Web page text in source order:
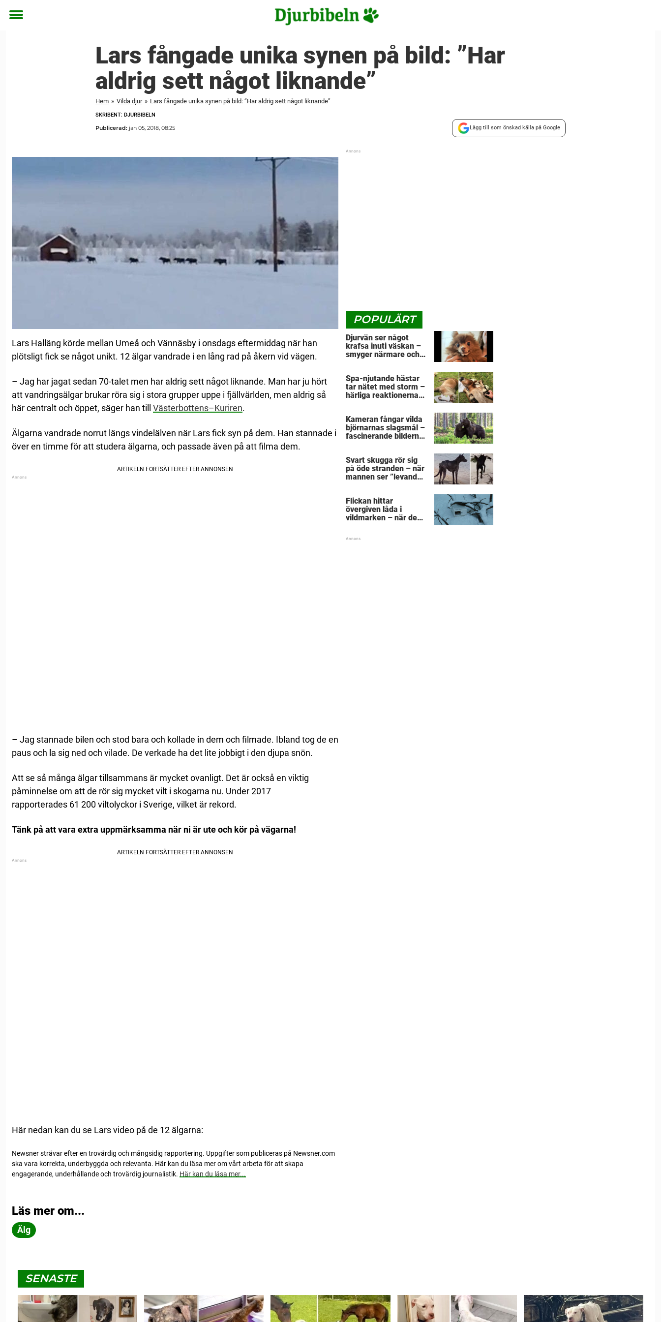
Toggle
Lars fångade unika synen på bild: ”Har
aldrig sett något liknande”
Hem » Vilda djur » Lars fångade unika synen på bild: ”Har aldrig sett något liknande”
SKRIBENT: DJURBIBELN
Publicerad: jan 05, 2018, 08:25 Lägg till som önskad källa på Google
Lars Halläng körde mellan Umeå och Vännäsby i onsdags eftermiddag när han
plötsligt fick se något unikt. 12 älgar vandrade i en lång rad på åkern vid vägen.
– Jag har jagat sedan 70-talet men har aldrig sett något liknande. Man har ju hört
att vandringsälgar brukar röra sig i stora grupper uppe i fjällvärlden, men aldrig så
här centralt och öppet, säger han till Västerbottens–Kuriren.
Älgarna vandrade norrut längs vindelälven när Lars fick syn på dem. Han stannade i
över en timme för att studera älgarna, och passade även på att filma dem.
– Jag stannade bilen och stod bara och kollade in dem och filmade. Ibland tog de en
paus och la sig ned och vilade. De verkade ha det lite jobbigt i den djupa snön.
Att se så många älgar tillsammans är mycket ovanligt. Det är också en viktig
påminnelse om att de rör sig mycket vilt i skogarna nu. Under 2017
rapporterades 61 200 viltolyckor i Sverige, vilket är rekord.
Tänk på att vara extra uppmärksamma när ni är ute och kör på vägarna!
Här nedan kan du se Lars video på de 12 älgarna:
Newsner strävar efter en trovärdig och mångsidig rapportering. Uppgifter som publiceras på Newsner.com
ska vara korrekta, underbyggda och relevanta. Här kan du läsa mer om vårt arbeta för att skapa
engagerande, underhållande och trovärdig journalistik. Här kan du läsa mer...
POPULÄRT
Djurvän ser något
krafsa inuti väskan –
smyger närmare och
Spa-njutande hästar
tar nätet med storm –
härliga reaktionerna
Kameran fångar vilda
björnarnas slagsmål –
fascinerande bilderna
Svart skugga rör sig
på öde stranden – när
mannen ser ”levande
händer
Flickan hittar
övergiven låda i
vildmarken – när den
Läs mer om...
Älg
SENASTE